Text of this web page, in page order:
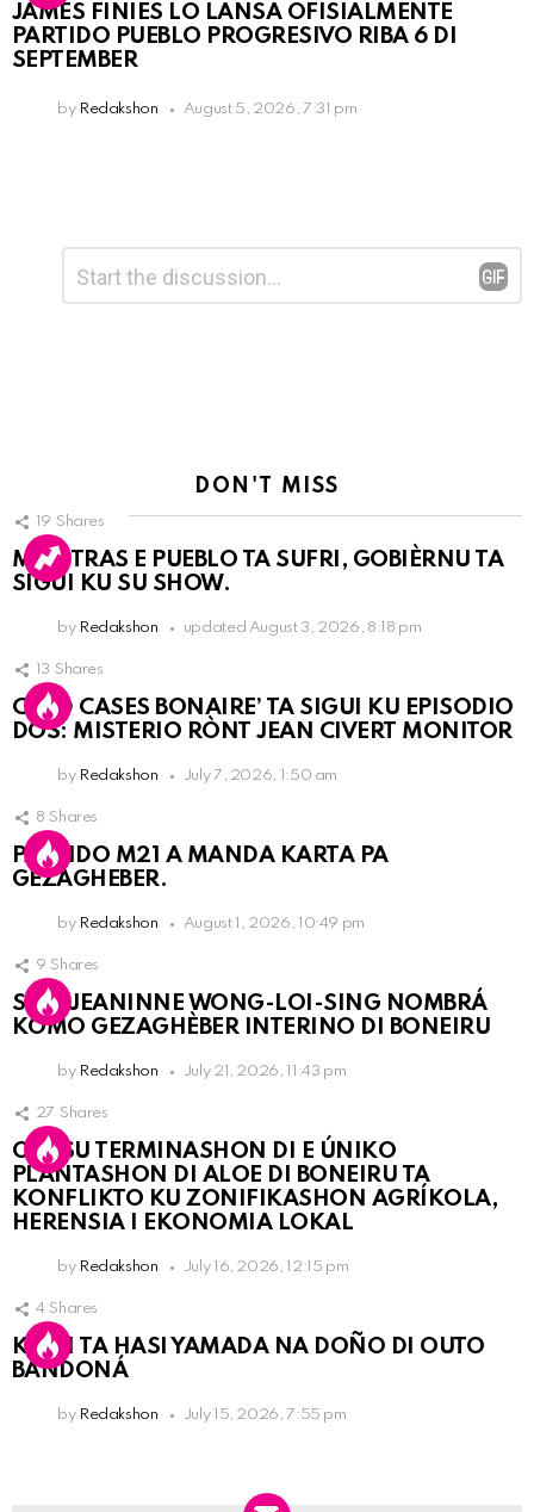
JAMES FINIES LO LANSA OFISIALMENTE
PARTIDO PUEBLO PROGRESIVO RIBA 6 DI
SEPTEMBER
by Redakshon August 5, 2026, 7:31 pm
Reply
DON'T MISS
19 Shares
MIENTRAS E PUEBLO TA SUFRI, GOBIÈRNU TA
SIGUI KU SU SHOW.
by Redakshon updated August 3, 2026, 8:18 pm
13 Shares
COLD CASES BONAIRE’ TA SIGUI KU EPISODIO
DOS: MISTERIO RÒNT JEAN CIVERT MONITOR
by Redakshon July 7, 2026, 1:50 am
8 Shares
PARTIDO M21 A MANDA KARTA PA
GEZAGHEBER.
by Redakshon August 1, 2026, 10:49 pm
9 Shares
SRA. JEANINNE WONG-LOI-SING NOMBRÁ
KOMO GEZAGHÈBER INTERINO DI BONEIRU
by Redakshon July 21, 2026, 11:43 pm
27 Shares
OLB SU TERMINASHON DI E ÚNIKO
PLANTASHON DI ALOE DI BONEIRU TA
KONFLIKTO KU ZONIFIKASHON AGRÍKOLA,
HERENSIA I EKONOMIA LOKAL
by Redakshon July 16, 2026, 12:15 pm
4 Shares
KPCN TA HASI YAMADA NA DOÑO DI OUTO
BANDONÁ
by Redakshon July 15, 2026, 7:55 pm